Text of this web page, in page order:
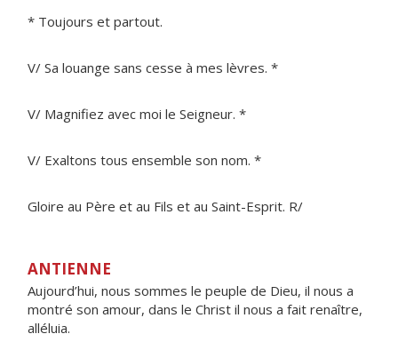
* Toujours et partout.
V/ Sa louange sans cesse à mes lèvres. *
V/ Magnifiez avec moi le Seigneur. *
V/ Exaltons tous ensemble son nom. *
Gloire au Père et au Fils et au Saint-Esprit. R/
ANTIENNE
Aujourd’hui, nous sommes le peuple de Dieu, il nous a
montré son amour, dans le Christ il nous a fait renaître,
alléluia.